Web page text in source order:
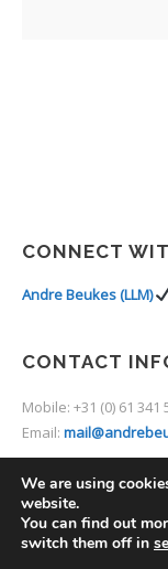
CONNECT
Andre Beukes (LLM)
CONTACT
Mobile: +31 (0) 61 341
Email:
We are using
website.
You can find out
switch them off in